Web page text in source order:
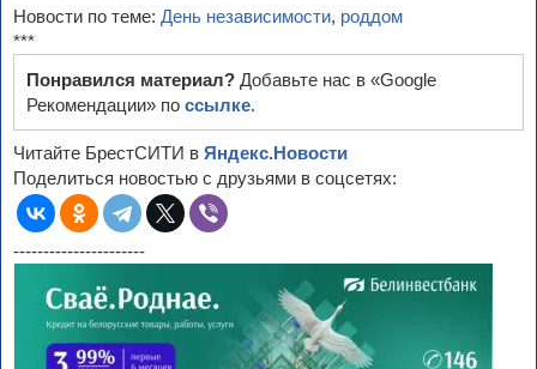
Новости по теме: День независимости, роддом
***
Понравился материал? Добавьте нас в «Google
Рекомендации» по ссылке.
Читайте БрестСИТИ в Яндекс.Новости
Поделиться новостью с друзьями в соцсетях:
----------------------